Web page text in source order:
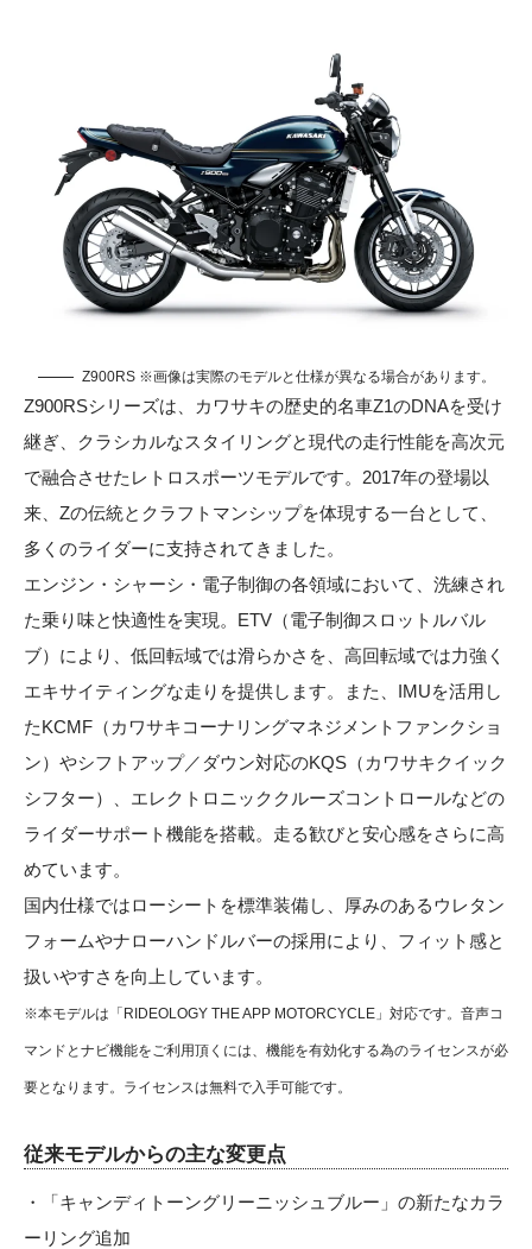
Z900RS ※画像は実際のモデルと仕様が異なる場合があります。
Z900RSシリーズは、カワサキの歴史的名車Z1のDNAを受け
継ぎ、クラシカルなスタイリングと現代の走行性能を高次元
で融合させたレトロスポーツモデルです。2017年の登場以
来、Zの伝統とクラフトマンシップを体現する一台として、
多くのライダーに支持されてきました。
エンジン・シャーシ・電子制御の各領域において、洗練され
た乗り味と快適性を実現。ETV（電子制御スロットルバル
ブ）により、低回転域では滑らかさを、高回転域では力強く
エキサイティングな走りを提供します。また、IMUを活用し
たKCMF（カワサキコーナリングマネジメントファンクショ
ン）やシフトアップ／ダウン対応のKQS（カワサキクイック
シフター）、エレクトロニッククルーズコントロールなどの
ライダーサポート機能を搭載。走る歓びと安心感をさらに高
めています。
国内仕様ではローシートを標準装備し、厚みのあるウレタン
フォームやナローハンドルバーの採用により、フィット感と
扱いやすさを向上しています。
※本モデルは「RIDEOLOGY THE APP MOTORCYCLE」対応です。音声コ
マンドとナビ機能をご利用頂くには、機能を有効化する為のライセンスが必
要となります。ライセンスは無料で入手可能です。
従来モデルからの主な変更点
・「キャンディトーングリーニッシュブルー」の新たなカラ
ーリング追加